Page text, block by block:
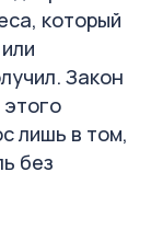
который
Закон
лишь в том,
без